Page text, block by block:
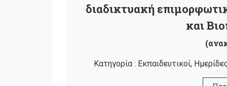
διαδικτυακή
και
Κατηγορία : Εκπαιδευτικοί,